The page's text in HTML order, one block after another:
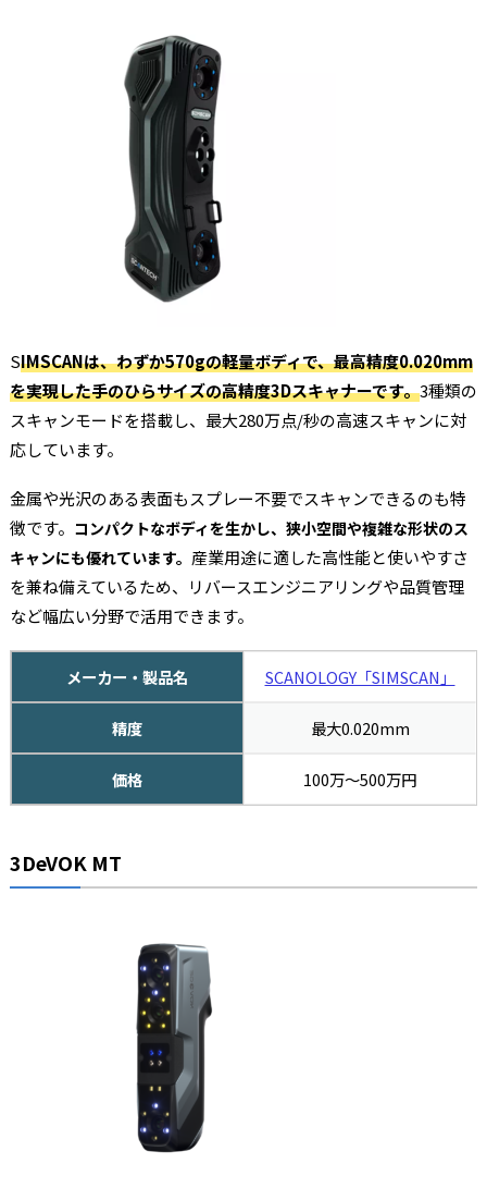
SIMSCANは、わずか570gの軽量ボディで、最高精度0.020mm
を実現した手のひらサイズの高精度3Dスキャナーです。3種類の
スキャンモードを搭載し、最大280万点/秒の高速スキャンに対
応しています。
金属や光沢のある表面もスプレー不要でスキャンできるのも特
徴です。 コンパクトなボディを生かし、狭小空間や複雑な形状のス
キャンにも優れています。 産業用途に適した高性能と使いやすさ
を兼ね備えているため、リバースエンジニアリングや品質管理
など幅広い分野で活用できます。
メーカー・製品名 SCANOLOGY「SIMSCAN」
精度 最大0.020mm
価格 100万〜500万円
3DeVOK MT